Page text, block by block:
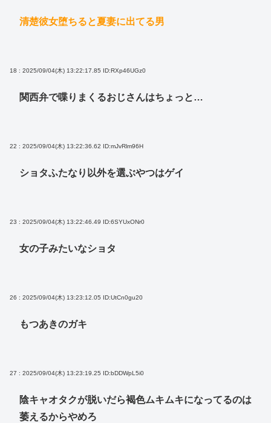
清楚彼女堕ちると夏妻に出てる男
18 : 2025/09/04(木) 13:22:17.85 ID:RXp46UGz0
関西弁で喋りまくるおじさんはちょっと…
22 : 2025/09/04(木) 13:22:36.62 ID:mJvRlm96H
ショタふたなり以外を選ぶやつはゲイ
23 : 2025/09/04(木) 13:22:46.49 ID:6SYUxONr0
女の子みたいなショタ
26 : 2025/09/04(木) 13:23:12.05 ID:UtCn0gu20
もつあきのガキ
27 : 2025/09/04(木) 13:23:19.25 ID:bDDWpL5i0
陰キャオタクが脱いだら褐色ムキムキになってるのは
萎えるからやめろ